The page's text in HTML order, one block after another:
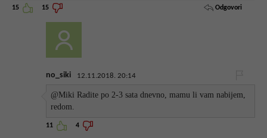
15 15 Odgovori
no_siki 12.11.2018. 20:14
@Miki Radite po 2-3 sata dnevno, mamu li vam nabijem,
redom.
11 4